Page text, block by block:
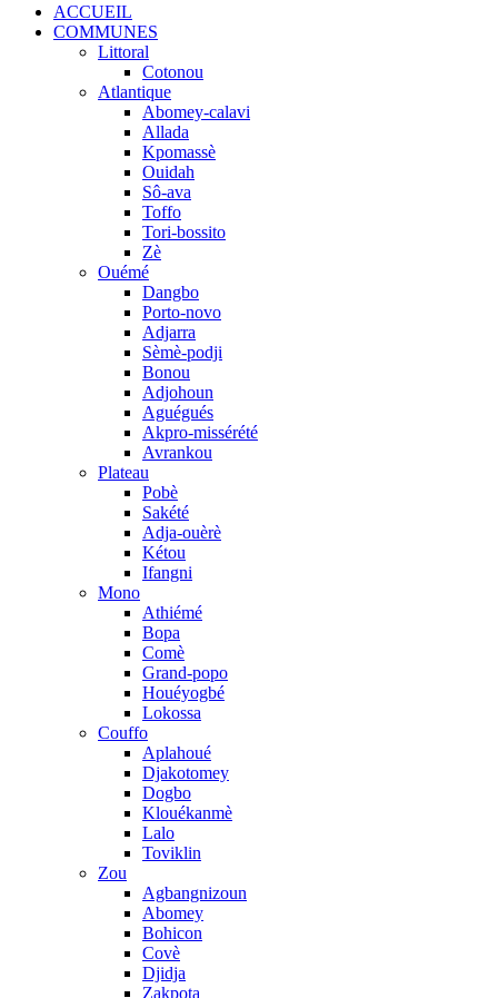
ACCUEIL
COMMUNES
Littoral
Cotonou
Atlantique
Abomey-calavi
Allada
Kpomassè
Ouidah
Sô-ava
Toffo
Tori-bossito
Zè
Ouémé
Dangbo
Porto-novo
Adjarra
Sèmè-podji
Bonou
Adjohoun
Aguégués
Akpro-missérété
Avrankou
Plateau
Pobè
Sakété
Adja-ouèrè
Kétou
Ifangni
Mono
Athiémé
Bopa
Comè
Grand-popo
Houéyogbé
Lokossa
Couffo
Aplahoué
Djakotomey
Dogbo
Klouékanmè
Lalo
Toviklin
Zou
Agbangnizoun
Abomey
Bohicon
Covè
Djidja
Zakpota